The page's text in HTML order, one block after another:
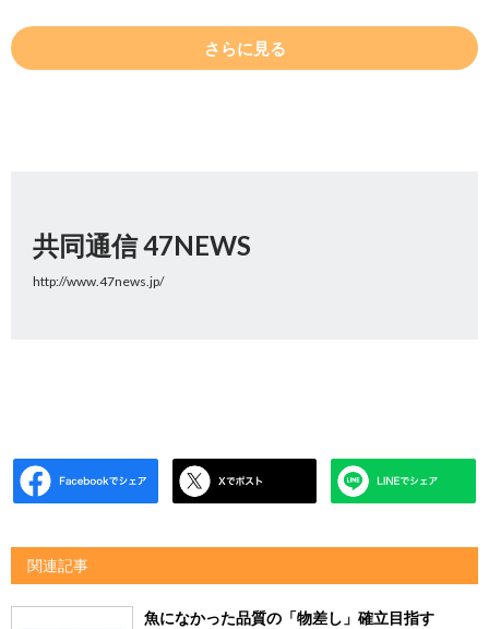
さらに見る
共同通信 47NEWS
http://www.47news.jp/
関連記事
魚になかった品質の「物差し」確立目指す